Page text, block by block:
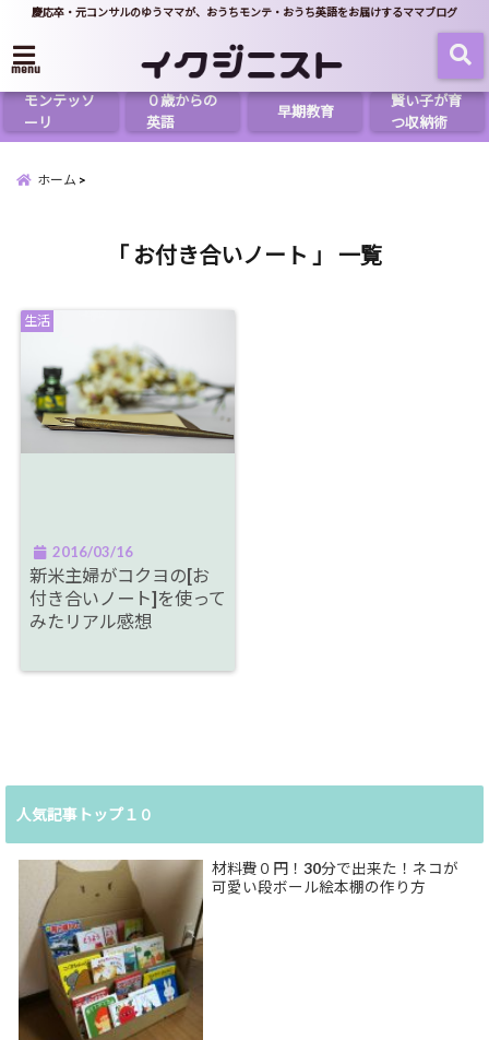
慶応卒・元コンサルのゆうママが、おうちモンテ・おうち英語をお届けするママブログ
menu
モンテッソ
ーリ
０歳からの
英語
早期教育
賢い子が育
つ収納術
ホーム
「 お付き合いノート 」 一覧
生活
2016/03/16
新米主婦がコクヨの[お
付き合いノート]を使って
みたリアル感想
人気記事トップ１０
材料費０円！30分で出来た！ネコが
可愛い段ボール絵本棚の作り方